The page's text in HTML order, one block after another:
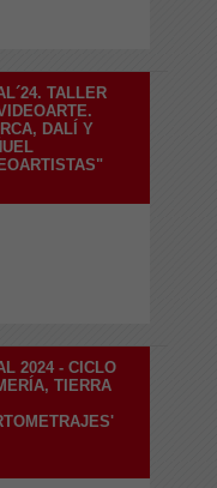
TALLER
DALÍ Y
2024 - CICLO
TIERRA